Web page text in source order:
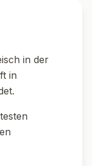
in der
in